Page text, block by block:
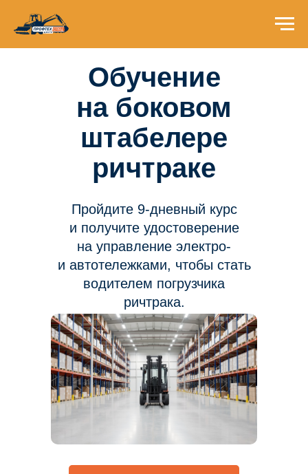
Обучение
на боковом
штабелере
ричтраке
Пройдите 9-дневный курс
и получите удостоверение
на управление электро-
и автотележками, чтобы стать
водителем погрузчика
ричтрака.